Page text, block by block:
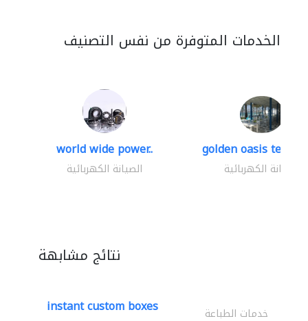
الخدمات المتوفرة من نفس التصنيف
world wide power..
الصيانة الكهربائية
golden oasis
الصيانة الكهربائية
نتائج مشابهة
instant custom boxes خدمات الطباعة